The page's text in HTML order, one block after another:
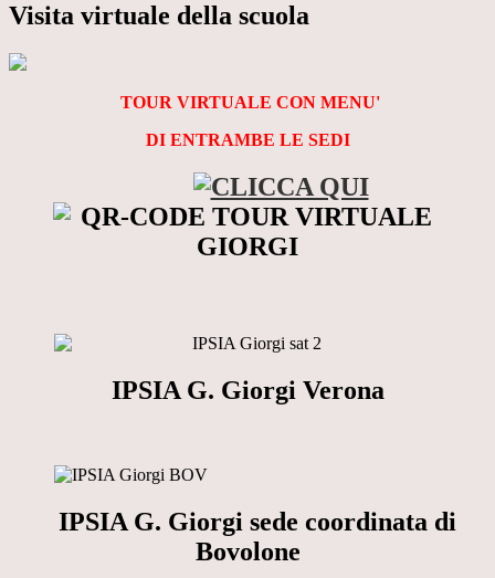
Visita virtuale della scuola
TOUR VIRTUALE CON MENU'
DI ENTRAMBE LE SEDI
IPSIA G. Giorgi Verona
IPSIA G. Giorgi sede coordinata di
Bovolone